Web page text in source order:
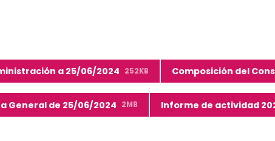
a 25/06/2024 252KB Composición del
General de 25/06/2024 2MB Informe de actividad